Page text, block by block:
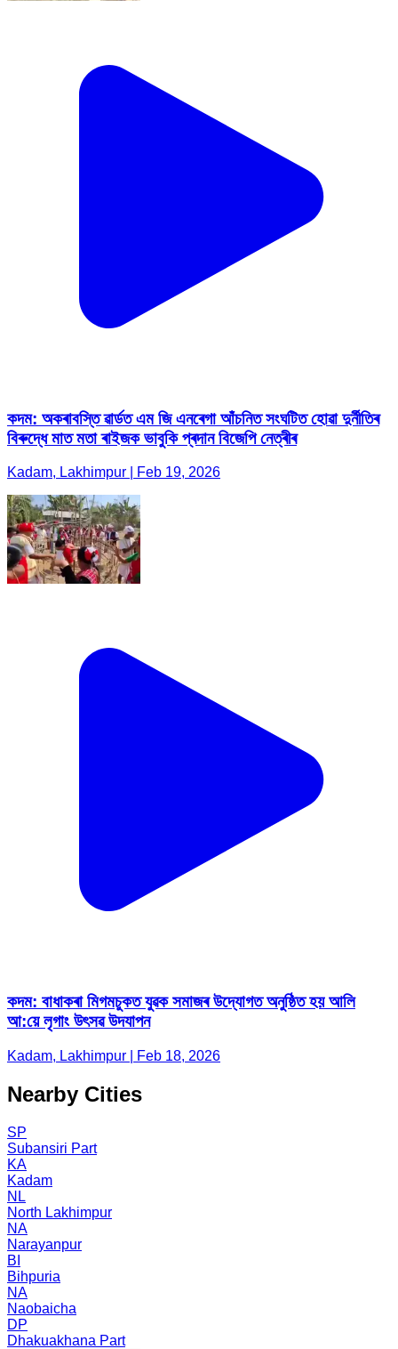
কদম: অকৰাবস্তি ৱাৰ্ডত এম জি এনৰেগা আঁচনিত সংঘটিত হোৱা দুর্নীতিৰ
বিৰুদ্ধে মাত মতা ৰাইজক ভাবুকি প্ৰদান বিজেপি নেত্ৰীৰ
Kadam, Lakhimpur | Feb 19, 2026
কদম: বাধাকৰা মিগমচুকত যুৱক সমাজৰ উদ্যোগত অনুষ্ঠিত হয় আলি
আ:য়ে লৃগাং উৎসৱ উদযাপন
Kadam, Lakhimpur | Feb 18, 2026
Nearby Cities
SP
Subansiri Part
KA
Kadam
NL
North Lakhimpur
NA
Narayanpur
BI
Bihpuria
NA
Naobaicha
DP
Dhakuakhana Part